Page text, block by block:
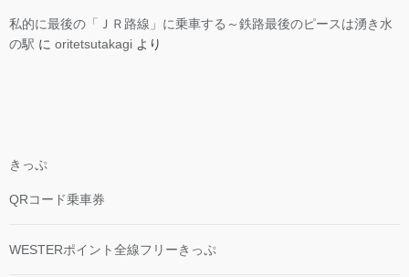
私的に最後の「ＪＲ路線」に乗車する～鉄路最後のピースは湧き水
の駅 に oritetsutakagi より
きっぷ
QRコード乗車券
WESTERポイント全線フリーきっぷ